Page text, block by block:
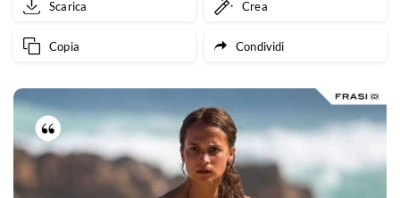
Scarica Crea
Copia Condividi